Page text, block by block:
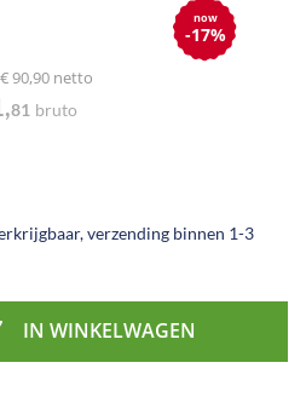
now
-17%
90,90 netto
81 bruto
verzending binnen 1-3
IN WINKELWAGEN